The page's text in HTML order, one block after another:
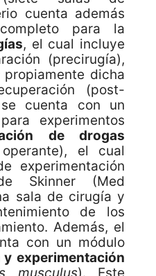
cuenta además
para la
, el cual incluye
(precirugía),
dicha
(post-
cuenta con un
experimentos
de drogas
operante), el cual
experimentación
Skinner (Med
sala de cirugía y
de los
Además, el
con un módulo
experimentación